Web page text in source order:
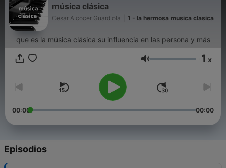
música clásica
Cesar Alcocer Guardiola 1 - la hermosa musica clasica
que es la música clásica su influencia en las persona y más
Volumen 1 x
00:00 00:00
Episodios